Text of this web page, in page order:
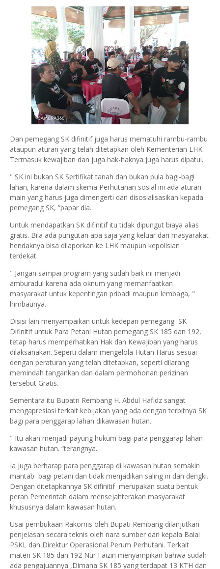
Dan pemegang SK difinitif juga harus mematuhi rambu-rambu
ataupun aturan yang telah ditetapkan oleh Kementerian LHK.
Termasuk kewajiban dan juga hak-haknya juga harus dipatui.
" SK ini bukan SK Sertifikat tanah dan bukan pula bagi-bagi
lahan, karena dalam skema Perhutanan sosial ini ada aturan
main yang harus juga dimengerti dan disosialisasikan kepada
pemegang SK, ”papar dia.
Untuk mendapatkan SK difinitif itu tidak dipungut biaya alias
gratis. Bila ada pungutan apa saja yang keluar dari masyarakat
hendaknya bisa dilaporkan ke LHK maupun kepolisian
terdekat.
" Jangan sampai program yang sudah baik ini menjadi
amburadul karena ada oknum yang memanfaatkan
masyarakat untuk kepentingan pribadi maupun lembaga, "
himbaunya.
Disisi lain menyampaikan untuk kedepan pemegang SK
Difinitif untuk Para Petani Hutan pemegang SK 185 dan 192,
tetap harus memperhatikan Hak dan Kewajiban yang harus
dilaksanakan. Seperti dalam mengelola Hutan Harus sesuai
dengan peraturan yang telah ditetapkan, seperti dilarang
memindah tangankan dan dalam permohonan perizinan
tersebut Gratis.
Sementara itu Bupatri Rembang H. Abdul Hafidz sangat
mengapresiasi terkait kebijakan yang ada dengan terbitnya SK
bagi para penggarap lahan dikawasan hutan.
" Itu akan menjadi payung hukum bagi para penggarap lahan
kawasan hutan. “terangnya.
Ia juga berharap para penggarap di kawasan hutan semakin
mantab bagi petani dan tidak menjadikan saling iri dan dengki.
Dengan ditetapkannya SK difinitif merupakan suatu bentuk
peran Pemerintah dalam mensejahterakan masyarakat
khususnya dalam kawasan hutan.
Usai pembukaan Rakornis oleh Bupati Rembang dilanjutkan
penjelasan secara teknis oleh nara sumber dari kepala Balai
PSKL dan Direktur Operasional Perum Perhutani. Terkait
materi SK 185 dan 192 Nur Faizin menyampikan bahwa sudah
ada pengajuannya ,Dimana SK 185 yang terdapat 13 KTH dan